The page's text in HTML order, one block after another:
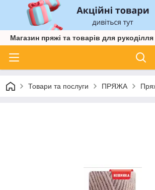
Магазин пряжі та товарів для
Товари та послуги ПРЯЖА